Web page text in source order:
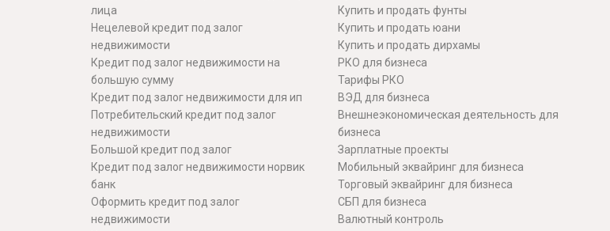
лица
Нецелевой кредит под залог
недвижимости
Кредит под залог недвижимости на
большую сумму
Кредит под залог недвижимости для ип
Потребительский кредит под залог
недвижимости
Большой кредит под залог
Кредит под залог недвижимости норвик
банк
Оформить кредит под залог
недвижимости
Купить и продать фунты
Купить и продать юани
Купить и продать дирхамы
РКО для бизнеса
Тарифы РКО
ВЭД для бизнеса
Внешнеэкономическая деятельность для
бизнеса
Зарплатные проекты
Мобильный эквайринг для бизнеса
Торговый эквайринг для бизнеса
СБП для бизнеса
Валютный контроль